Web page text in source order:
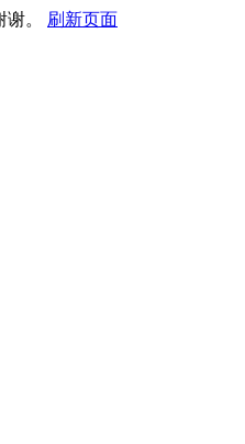
。 刷新页面